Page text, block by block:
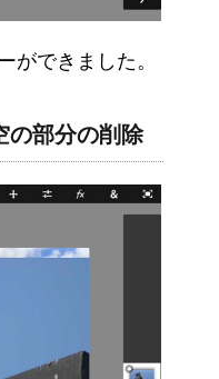
ができました。
の部分の削除